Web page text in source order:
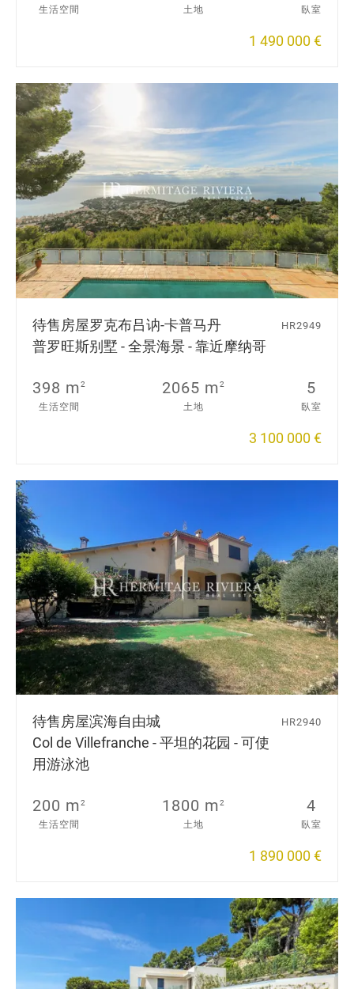
生活空間 土地 臥室
1 490 000 €
待售房屋罗克布吕讷-卡普马丹
普罗旺斯别墅 - 全景海景 - 靠近摩纳哥
HR2949
398 m2
生活空間
2065 m2
土地
5
臥室
3 100 000 €
待售房屋滨海自由城
Col de Villefranche - 平坦的花园 - 可使
用游泳池
HR2940
200 m2
生活空間
1800 m2
土地
4
臥室
1 890 000 €